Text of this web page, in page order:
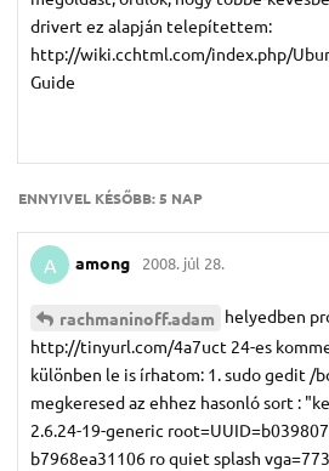
drivert ez alapján telepítettem:
http://wiki.cchtml.com/index.php/
Guide
ENNYIVEL KÉSŐBB:5 NAP
A among 2008. júl 28.
rachmaninoff.​adam helyedben
http://tinyurl.com/4a7uct 24-es
különben le is írhatom: 1. sudo gedit /
megkeresed az ehhez hasonló sort :
2.6.24-19-generic
b7968ea31106 ro quiet splash